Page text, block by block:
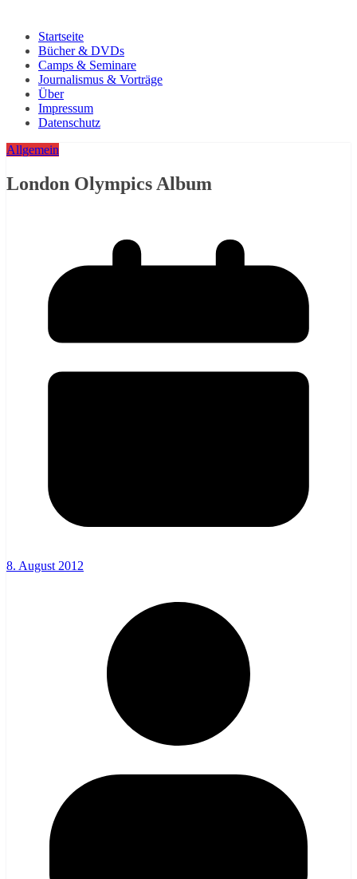
Startseite
Bücher & DVDs
Camps & Seminare
Journalismus & Vorträge
Über
Impressum
Datenschutz
Allgemein
London Olympics Album
8. August 2012